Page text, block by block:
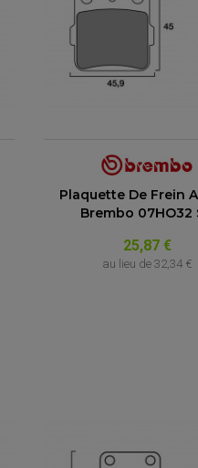
Plaquette De Frein
Brembo 07HO32
25,87 €
au lieu de 32,34 €